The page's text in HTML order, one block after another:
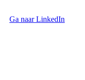
Ga naar LinkedIn